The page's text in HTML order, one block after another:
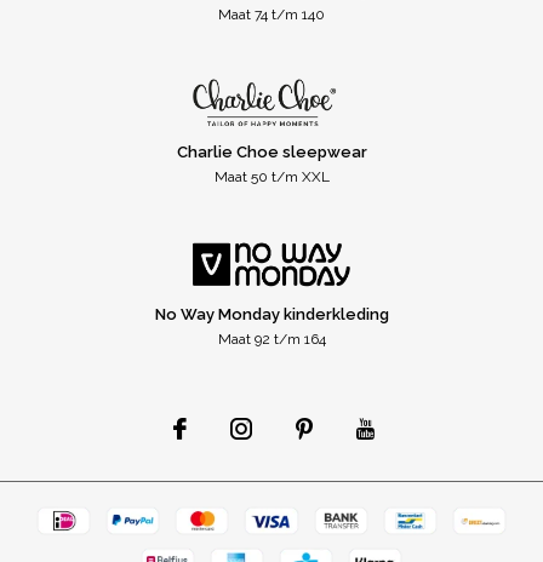
Maat 74 t/m 140
Charlie Choe sleepwear
Maat 50 t/m XXL
No Way Monday kinderkleding
Maat 92 t/m 164